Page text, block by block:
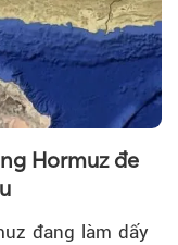
Hormuz đe
đang làm dấy